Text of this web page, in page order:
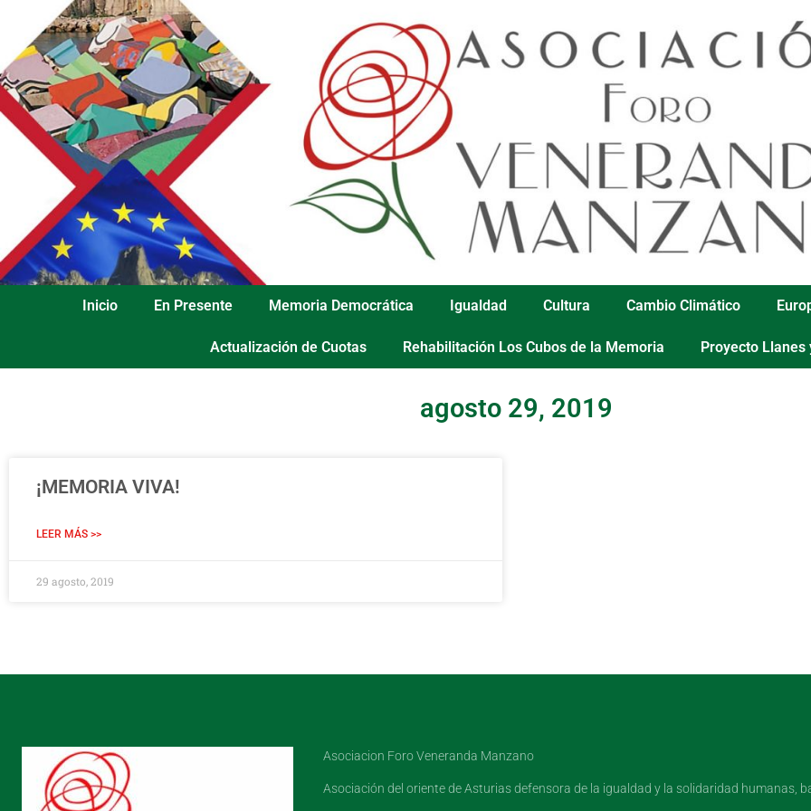
Inicio En Presente Memoria Democrática Igualdad Cultura Cambio Climático
Actualización de Cuotas Rehabilitación Los Cubos de la Memoria Proyecto
agosto 29, 2019
¡MEMORIA VIVA!
LEER MÁS >>
29 agosto, 2019
Asociacion Foro Veneranda Manzano
Asociación del oriente de Asturias defensora de la igualdad y la solidaridad humanas,